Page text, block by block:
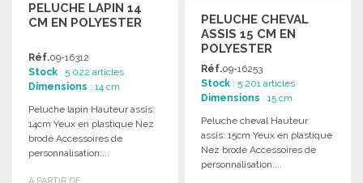
PELUCHE LAPIN 14
CM EN POLYESTER
Réf.09-16312
Stock : 5 022 articles
Dimensions : 14 cm
Peluche lapin Hauteur assis:
14cm Yeux en plastique Nez
brodé Accessoires de
personnalisation:...
PELUCHE CHEVAL
ASSIS 15 CM EN
POLYESTER
Réf.09-16253
Stock : 5 201 articles
Dimensions : 15 cm
Peluche cheval Hauteur
assis: 15cm Yeux en plastique
Nez brodé Accessoires de
personnalisation:...